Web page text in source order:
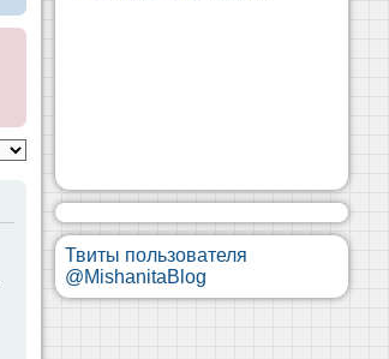
Твиты пользователя
@MishanitaBlog